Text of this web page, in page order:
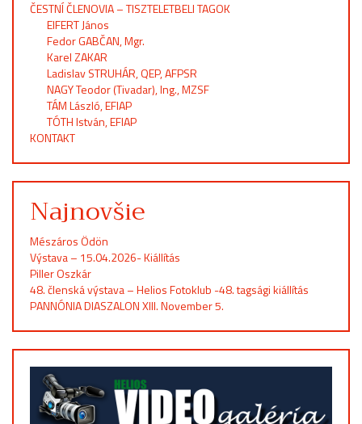
ČESTNÍ ČLENOVIA – TISZTELETBELI TAGOK
EIFERT János
Fedor GABČAN, Mgr.
Karel ZAKAR
Ladislav STRUHÁR, QEP, AFPSR
NAGY Teodor (Tivadar), Ing., MZSF
TÁM László, EFIAP
TÓTH István, EFIAP
KONTAKT
Najnovšie
Mészáros Ödön
Výstava – 15.04.2026- Kiállítás
Piller Oszkár
48. členská výstava – Helios Fotoklub -48. tagsági kiállítás
PANNÓNIA DIASZALON XIII. November 5.